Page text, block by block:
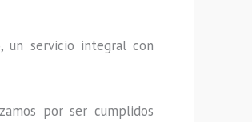
un servicio integral con
por ser cumplidos